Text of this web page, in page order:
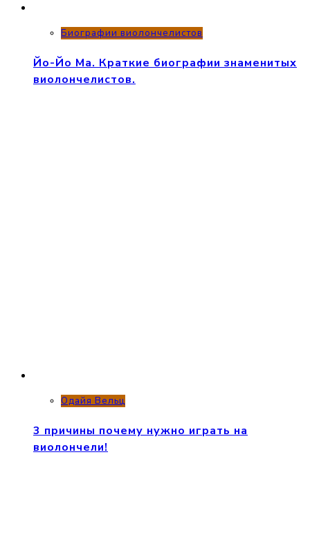
Биографии виолончелистов
Йо-Йо Ма. Краткие биографии знаменитых
виолончелистов.
Одайя Вельц
3 причины почему нужно играть на
виолончели!